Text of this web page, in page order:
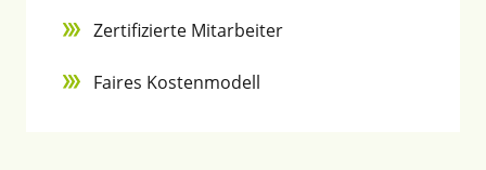
Zertifizierte Mitarbeiter
Faires Kostenmodell